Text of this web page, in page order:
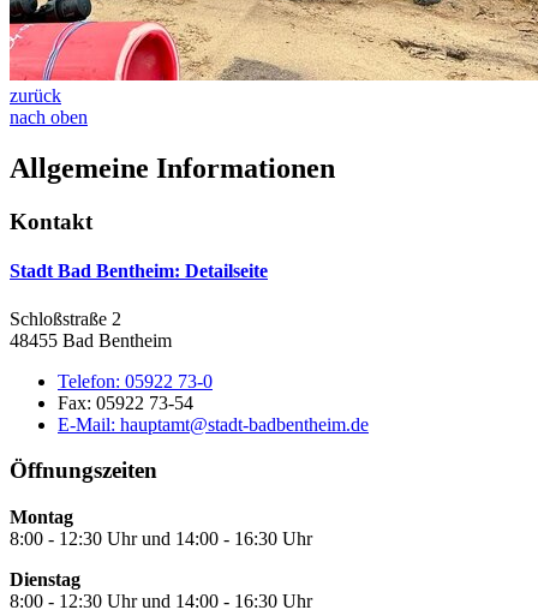
zurück
nach oben
Allgemeine Informationen
Kontakt
Stadt Bad Bentheim: Detailseite
Schloßstraße 2
48455 Bad Bentheim
Telefon: 05922 73-0
Fax: 05922 73-54
E-Mail: hauptamt@stadt-badbentheim.de
Öffnungszeiten
Montag
8:00 - 12:30 Uhr und 14:00 - 16:30 Uhr
Dienstag
8:00 - 12:30 Uhr und 14:00 - 16:30 Uhr